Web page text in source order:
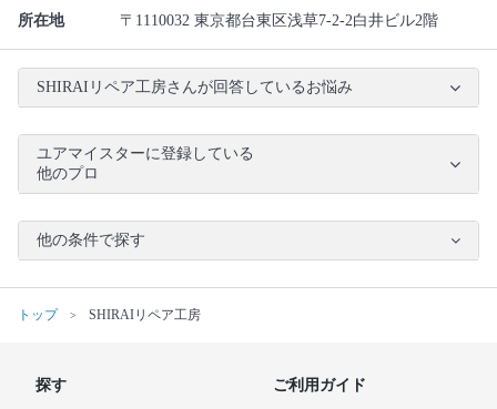
所在地 〒1110032 東京都台東区浅草7-2-2白井ビル2階
SHIRAIリペア工房さんが回答しているお悩み
ユアマイスターに登録している
他のプロ
他の条件で探す
トップ SHIRAIリペア工房
探す ご利用ガイド